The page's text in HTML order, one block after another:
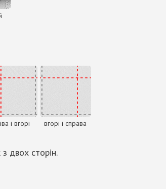
і вгорі вгорі і справа
двох сторін.